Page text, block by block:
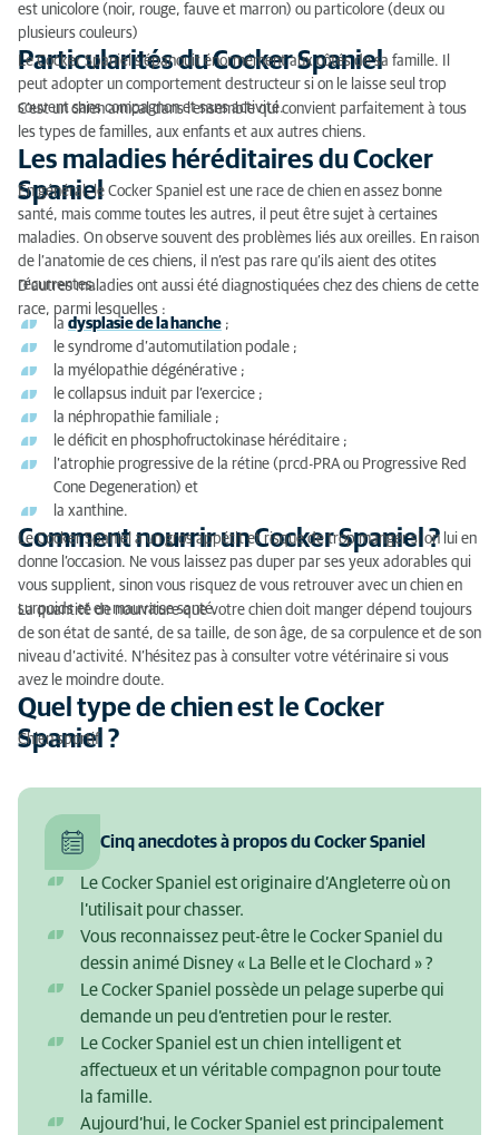
est unicolore (noir, rouge, fauve et marron) ou particolore (deux ou
plusieurs couleurs)
Particularités du Cocker Spaniel
Le Cocker Spaniel s’épanouit énormément aux côtés de sa famille. Il
peut adopter un comportement destructeur si on le laisse seul trop
souvent sans compagnon et sans activité.
C’est un chien amical dans l’ensemble qui convient parfaitement à tous
les types de familles, aux enfants et aux autres chiens.
Les maladies héréditaires du Cocker
Spaniel
En général, le Cocker Spaniel est une race de chien en assez bonne
santé, mais comme toutes les autres, il peut être sujet à certaines
maladies. On observe souvent des problèmes liés aux oreilles. En raison
de l’anatomie de ces chiens, il n’est pas rare qu’ils aient des otites
récurrentes.
D’autres maladies ont aussi été diagnostiquées chez des chiens de cette
race, parmi lesquelles :
la dysplasie de la hanche ;
le syndrome d’automutilation podale ;
la myélopathie dégénérative ;
le collapsus induit par l’exercice ;
la néphropathie familiale ;
le déficit en phosphofructokinase héréditaire ;
l’atrophie progressive de la rétine (prcd-PRA ou Progressive Red
Cone Degeneration) et
la xanthine.
Comment nourrir un Cocker Spaniel ?
Le Cocker Spaniel a un gros appétit et risque de trop manger si on lui en
donne l’occasion. Ne vous laissez pas duper par ses yeux adorables qui
vous supplient, sinon vous risquez de vous retrouver avec un chien en
surpoids et en mauvaise santé.
La quantité de nourriture que votre chien doit manger dépend toujours
de son état de santé, de sa taille, de son âge, de sa corpulence et de son
niveau d’activité. N’hésitez pas à consulter votre vétérinaire si vous
avez le moindre doute.
Quel type de chien est le Cocker
Spaniel ?
Chien sportif
Cinq anecdotes à propos du Cocker Spaniel
Le Cocker Spaniel est originaire d’Angleterre où on
l’utilisait pour chasser.
Vous reconnaissez peut-être le Cocker Spaniel du
dessin animé Disney « La Belle et le Clochard » ?
Le Cocker Spaniel possède un pelage superbe qui
demande un peu d’entretien pour le rester.
Le Cocker Spaniel est un chien intelligent et
affectueux et un véritable compagnon pour toute
la famille.
Aujourd’hui, le Cocker Spaniel est principalement